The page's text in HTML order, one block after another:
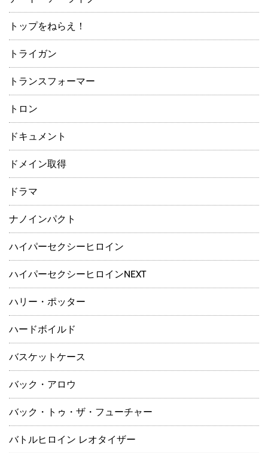
トップをねらえ！
トライガン
トランスフォーマー
トロン
ドキュメント
ドメイン取得
ドラマ
ナノインパクト
ハイパーセクシーヒロイン
ハイパーセクシーヒロインNEXT
ハリー・ポッター
ハードボイルド
バスケットケース
バック・アロウ
バック・トゥ・ザ・フューチャー
バトルヒロイン レオタイザー